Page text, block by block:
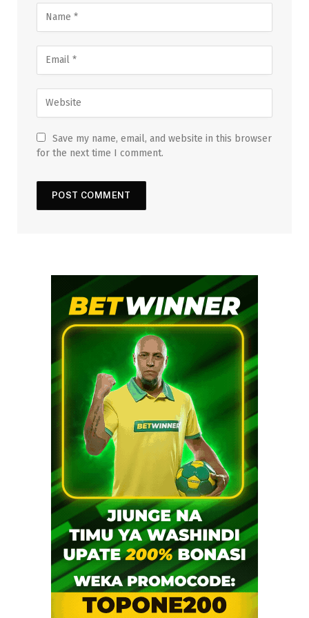
Save my name, email, and website in this browser
for the next time I comment.